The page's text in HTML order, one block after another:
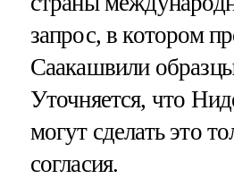
запрос, в котором
Саакашвили
Уточняется, что
могут сделать это
согласия.